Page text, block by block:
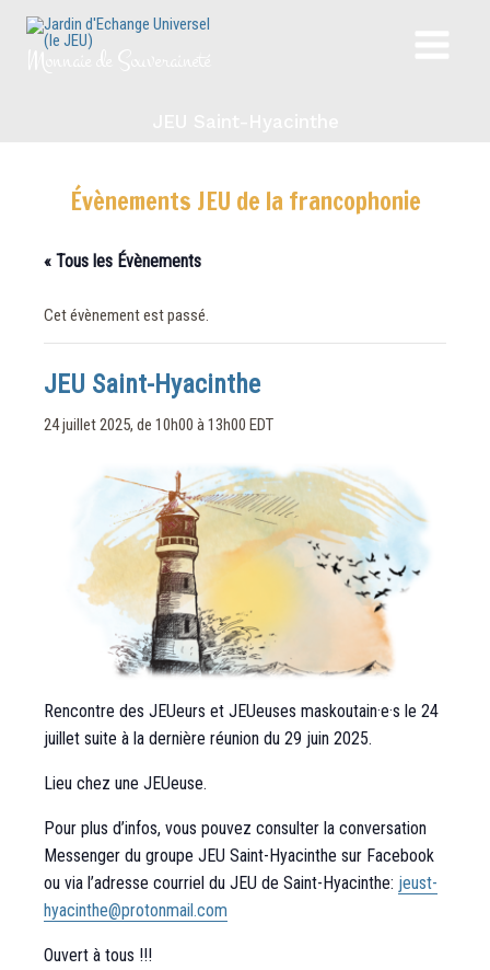
Aller
Monnaie de Souveraineté
Évènements JEU de la francophonie
« Tous les Évènements
Cet évènement est passé.
JEU Saint-Hyacinthe
24 juillet 2025, de 10h00 à13h00 EDT
Rencontre des JEUeurs et JEUeuses maskoutain·e·s le 24
juillet suite à la dernière réunion du 29 juin 2025.
Lieu chez une JEUeuse.
Pour plus d’infos, vous pouvez consulter la conversation
Messenger du groupe JEU Saint-Hyacinthe sur Facebook
ou via l’adresse courriel du JEU de Saint-Hyacinthe: jeust-
hyacinthe@protonmail.com
Ouvert à tous !!!